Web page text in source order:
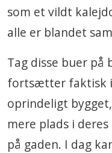
som et vildt
alle er blandet
Tag disse buer på
fortsætter faktisk i
oprindeligt
mere plads i
på gaden. I dag